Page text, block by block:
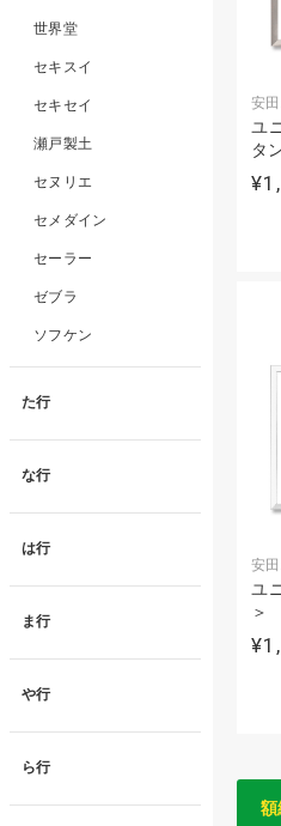
安
ユ
タ
安
ユ
＞
額
世界堂
セキスイ
セキセイ
瀬戸製土
セヌリエ
セメダイン
セーラー
ゼブラ
ソフケン
た行
な行
は行
ま行
や行
ら行